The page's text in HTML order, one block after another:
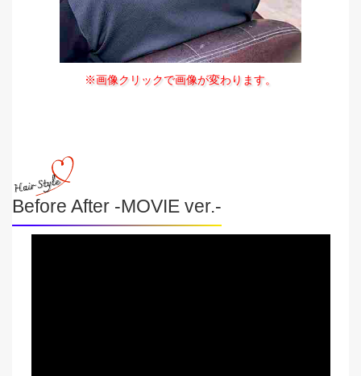
※画像クリックで画像が変わります。
Before After -MOVIE ver.-